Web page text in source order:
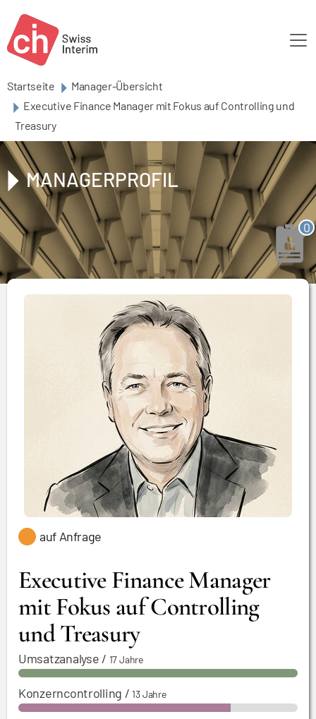
Startseite
Manager-Übersicht
Executive Finance Manager mit Fokus auf Controlling und
Treasury
MANAGERPROFIL
0
auf Anfrage
Executive Finance Manager
mit Fokus auf Controlling
und Treasury
Umsatzanalyse / 17 Jahre
Konzerncontrolling /13 Jahre